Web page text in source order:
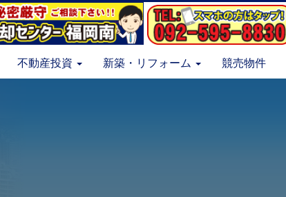
不動産投資 新築・リフォーム 競売物件